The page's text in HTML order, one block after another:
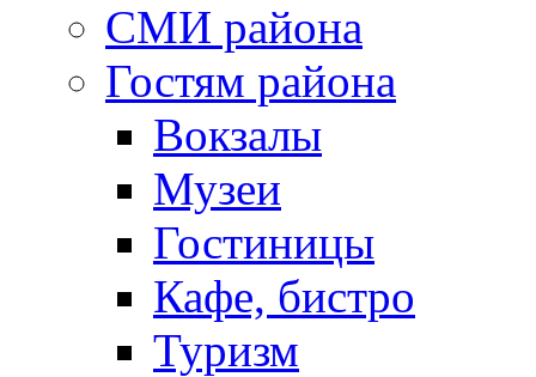
СМИ района
Гостям района
Вокзалы
Музеи
Гостиницы
Кафе, бистро
Туризм